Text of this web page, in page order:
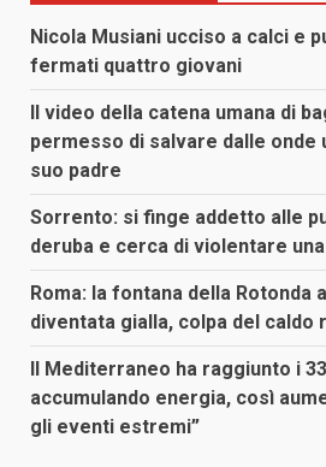
Nicola Musiani ucciso a calci e
fermati quattro giovani
Il video della catena umana di
permesso di salvare dalle onde
suo padre
Sorrento: si finge addetto alle
deruba e cerca di violentare
Roma: la fontana della Rotonda
diventata gialla, colpa del caldo
Il Mediterraneo ha raggiunto i
accumulando energia, così
gli eventi estremi”